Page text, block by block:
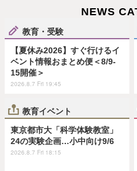
NEWS
教育・受験
【夏休み2026】すぐ行けるイ
ベント情報おまとめ便＜8/9-
15開催＞
2026.8.7 Fri 19:45
教育イベント
東京都市大「科学体験教室」
24の実験企画…小中向け9/6
2026.8.7 Fri 18:15